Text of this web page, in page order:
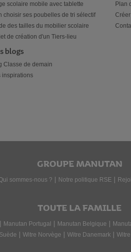
scolaire mobile avec tablette
choisir ses poubelles de tri sélectif
des tailles du mobilier scolaire
de création d'un Tiers-lieu
blogs
Classe de demain
inspirations
Plan
GROUPE MANUTAN
sommes-nous ? | Notre politique RSE |
TOUTE LA FAMILLE
| Manutan Portugal | Manutan Belgique |
| Witre Norvège | Witre Danemark|